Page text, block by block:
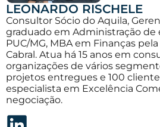
LEONARDO RISCHELE
Consultor Sócio do Aquila,
graduado em Administração de
PUC/MG, MBA em Finanças
Cabral. Atua há 15 anos em
organizações de vários
projetos entregues e 100
especialista em Excelência
negociação.